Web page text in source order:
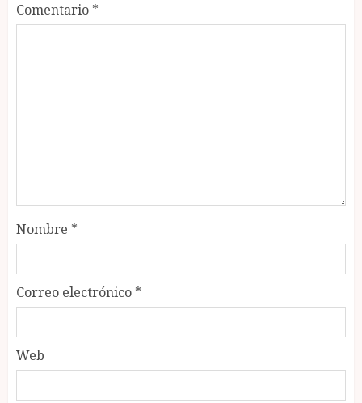
Comentario *
Nombre *
Correo electrónico *
Web